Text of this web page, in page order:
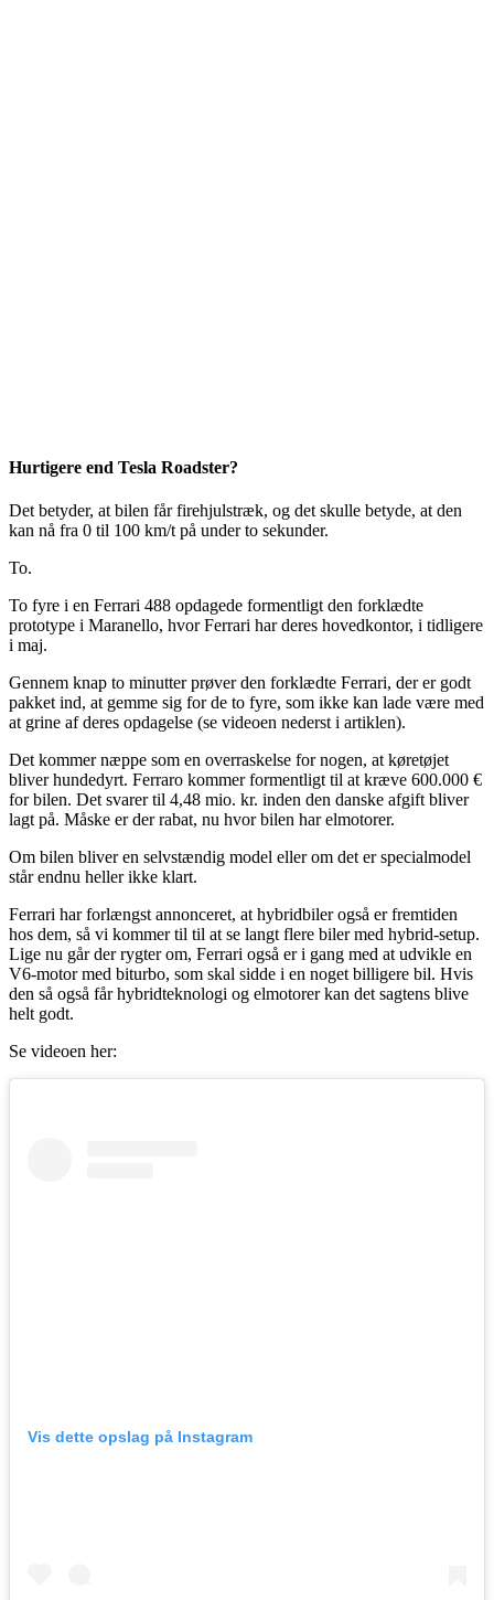
Hurtigere end Tesla Roadster?
Det betyder, at bilen får firehjulstræk, og det skulle betyde, at den
kan nå fra 0 til 100 km/t på under to sekunder.
To.
To fyre i en Ferrari 488 opdagede formentligt den forklædte
prototype i Maranello, hvor Ferrari har deres hovedkontor, i tidligere
i maj.
Gennem knap to minutter prøver den forklædte Ferrari, der er godt
pakket ind, at gemme sig for de to fyre, som ikke kan lade være med
at grine af deres opdagelse (se videoen nederst i artiklen).
Det kommer næppe som en overraskelse for nogen, at køretøjet
bliver hundedyrt. Ferraro kommer formentligt til at kræve 600.000 €
for bilen. Det svarer til 4,48 mio. kr. inden den danske afgift bliver
lagt på. Måske er der rabat, nu hvor bilen har elmotorer.
Om bilen bliver en selvstændig model eller om det er specialmodel
står endnu heller ikke klart.
Ferrari har forlængst annonceret, at hybridbiler også er fremtiden
hos dem, så vi kommer til til at se langt flere biler med hybrid-setup.
Lige nu går der rygter om, Ferrari også er i gang med at udvikle en
V6-motor med biturbo, som skal sidde i en noget billigere bil. Hvis
den så også får hybridteknologi og elmotorer kan det sagtens blive
helt godt.
Se videoen her:
Vis dette opslag på Instagram